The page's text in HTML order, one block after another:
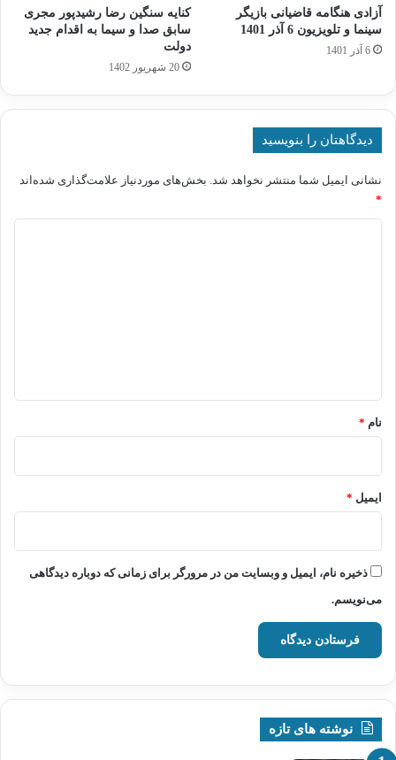
آزادی هنگامه قاضیانی بازیگر
سینما و تلویزیون 6 آذر 1401
6 آذر 1401
کنایه سنگین رضا رشیدپور مجری
سابق صدا و سیما به اقدام جدید
دولت
20 شهریور 1402
دیدگاهتان را بنویسید
نشانی ایمیل شما منتشر نخواهد شد. بخش‌های موردنیاز علامت‌گذاری شده‌اند
*
نام *
ایمیل *
ذخیره نام، ایمیل و وبسایت من در مرورگر برای زمانی که دوباره دیدگاهی
می‌نویسم.
نوشته های تازه